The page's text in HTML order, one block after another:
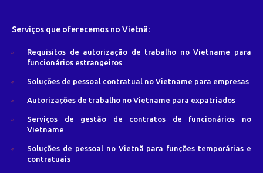
Serviços que oferecemos no Vietnã:
Requisitos de autorização de trabalho no Vietname para
funcionários estrangeiros
Soluções de pessoal contratual no Vietname para empresas
Autorizações de trabalho no Vietname para expatriados
Serviços de gestão de contratos de funcionários no
Vietname
Soluções de pessoal no Vietnã para funções temporárias e
contratuais